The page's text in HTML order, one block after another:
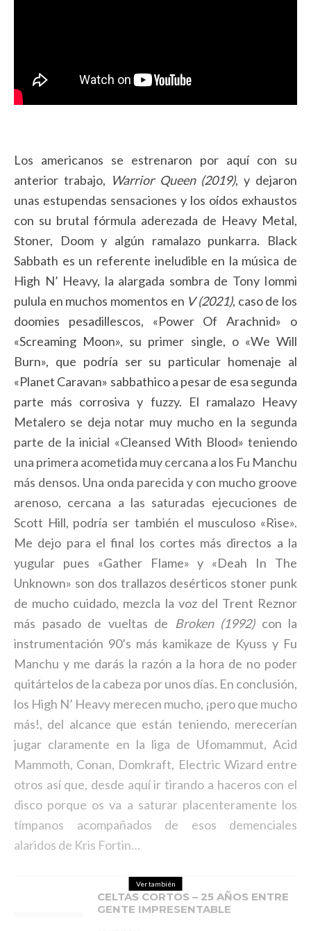
Los americanos se estrenaron por aquí con su
anterior trabajo, Warrior Queen (2019), y dejaron
unas estupendas sensaciones y los oídos exhaustos
con su brutal fórmula aderezada de Heavy Metal,
Stoner, Doom y algún ramalazo punkarra. Black
Sabbath es un referente ineludible en la música de
High N’ Heavy, la alargada sombra de Tony Iommi
pulula en muchos momentos en V (2021), caso de los
doomies pesadillescos, «Power Of Arachnid» o
«Screaming Moon», su primer single, o «We Will
Burn», que podría ser su particular homenaje al
«Planet Caravan» sabbathico a pesar de esa segunda
parte más corrosiva y fuzzy. El ramalazo Heavy
Metalero se deja notar muy mucho en la segunda
parte de la inicial «Cleansed With Blood» teniendo
una primera acometida muy cercana a los Fu Manchu
más densos. Una onda parecida y con mucho groove
arenoso, cercana a las saturadas ejecuciones de
Scott Hill, podría ser también el musculoso «Rise».
Me dejo para el final los cortes más directos a la
yugular pues «Gather Flame» y «Deah In The
Unknown» son dos trallazos desérticos stoner punk
de mucho cuidado, mezcla la voz del Trent Reznor
más pasado de vueltas de Broken (1992)con la
instrumentación 90’s más kamikaze de Kyuss y Fu
Manchu y me darás la razón a la hora de no poder
quitártelos de la cabeza por unos días. En conclusión,
los High N’ Heavy merecen mucho, ¡pero que mucho
más!, del alcance que están teniendo, merecerían
jugar claramente en la liga de Ufomammut, Acid
Mammoth, Conan, Domkraft, Electric Wizard entre
otros así que, desde aquí ir tirando a haceros con el
disco porque os va a saturar placenteramente los
tímpanos acompañados de esos demenciales
alaridos de Kris Fortin…
Ver también
CELTAS CORTOS – 25 AÑOS ENTRE
GENTE IMPRESENTABLE